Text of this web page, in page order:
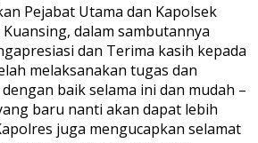
Pejabat Utama dan Kapolsek
dalam sambutannya
dan Terima kasih kepada
melaksanakan tugas dan
baik selama ini dan mudah –
baru nanti akan dapat lebih
juga mengucapkan selamat